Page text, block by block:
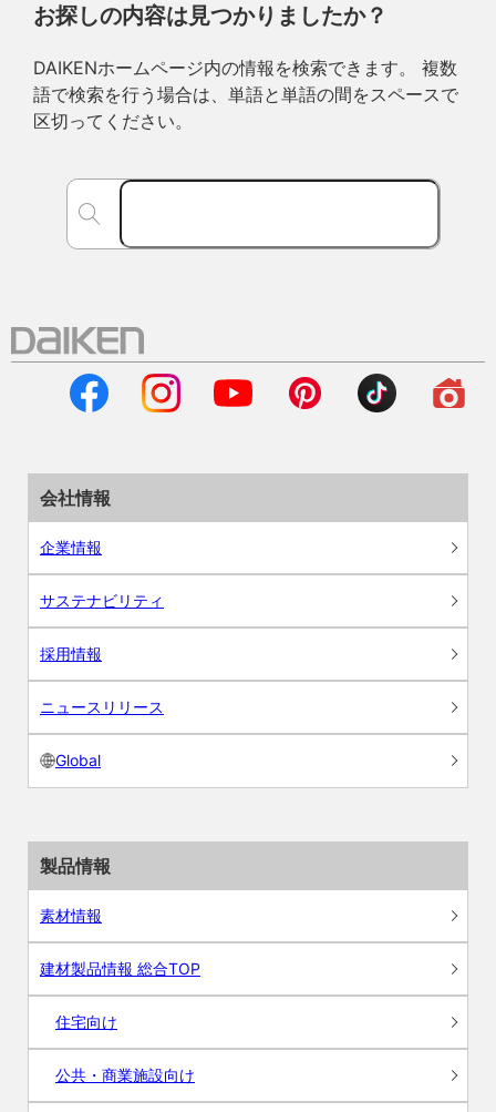
お探しの内容は見つかりましたか？
DAIKENホームページ内の情報を検索できます。 複数
語で検索を行う場合は、単語と単語の間をスペースで
区切ってください。
会社情報
企業情報
サステナビリティ
採用情報
ニュースリリース
Global
製品情報
素材情報
建材製品情報 総合TOP
住宅向け
公共・商業施設向け